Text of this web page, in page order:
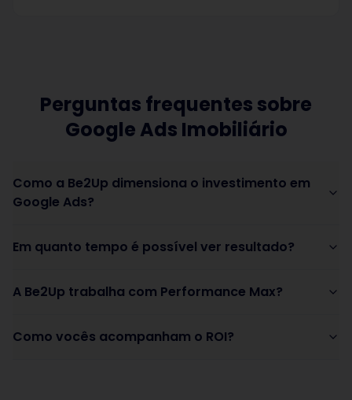
Perguntas frequentes sobre
Google Ads Imobiliário
Como a Be2Up dimensiona o investimento em
Google Ads?
Em quanto tempo é possível ver resultado?
A Be2Up trabalha com Performance Max?
Como vocês acompanham o ROI?